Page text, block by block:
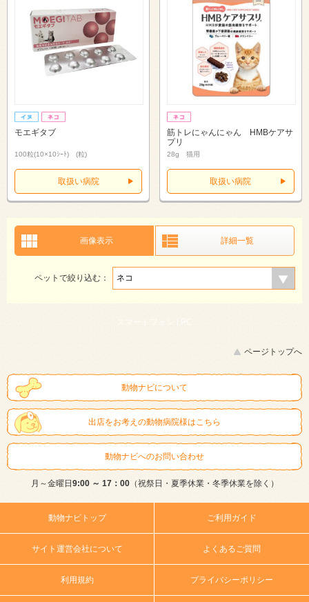
モエギタブ
100粒(10×10ｼｰﾄ) (粒)
取扱い病院
筋トレにゃんにゃん HMBケアサ
プリ
28g 猫用
取扱い病院
画像表示 詳細一覧
ペットで絞り込む：
スマートフォン |
ページトップへ
動物ナビについて
出店をお考えの動物病院様はこちら
動物ナビへのお問い合わせ
月～金曜日 9:00 ～ 17：00（祝祭日・夏季休業・冬季休業を除く）
動物ナビトップ ご利用ガイド
サイト運営会社について よくあるご質問
利用規約 プライバシーポリシー